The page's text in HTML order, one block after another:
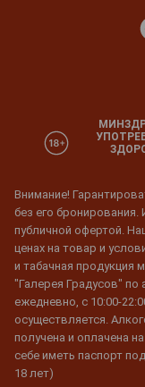
Внимание!
без его бронирования.
публичной офертой.
ценах на товар и
и табачная продукция
"Галерея Градусов" по
ежедневно, с 10:00-
осуществляется.
получена и оплачена
себе иметь паспорт
18 лет)